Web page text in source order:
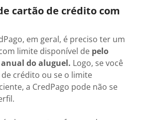
cartão de crédito com
em geral, é preciso ter um
limite disponível de pelo
do aluguel. Logo, se você
crédito ou se o limite
a CredPago pode não se